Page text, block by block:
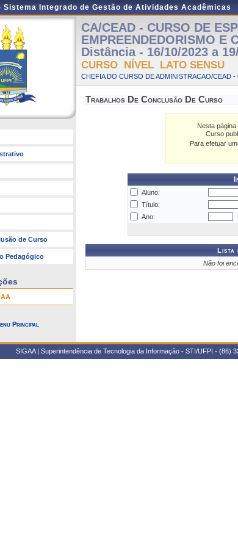
Sistema Integrado de Gestão de Atividades Acadêmicas
de Curso
Pedagógico
Principal
CA/CEAD - CURSO DE
EMPREENDEDORISMO E
Distância - 16/10/2023 a
CURSO NÍVEL LATO SENSU
CHEFIA DO CURSO DE ADMINISTRACAO/CEAD -
Trabalhos De Conclusão De Curso
Nesta
Curso
Para efetuar
Aluno:
Título:
Ano:
Lista
Não foi
SIGAA | Superintendência de Tecnologia da Informação - STI/UFPI - (86)